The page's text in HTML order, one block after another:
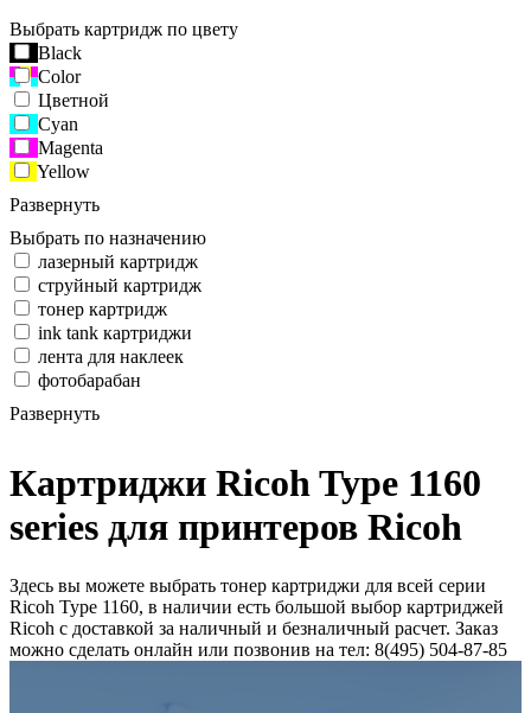
Выбрать картридж по цвету
Black
Color
Цветной
Cyan
Magenta
Yellow
Развернуть
Выбрать по назначению
лазерный картридж
струйный картридж
тонер картридж
ink tank картриджи
лента для наклеек
фотобарабан
Развернуть
Картриджи Ricoh Type 1160
series для принтеров Ricoh
Здесь вы можете выбрать тонер картриджи для всей серии
Ricoh Type 1160, в наличии есть большой выбор картриджей
Ricoh с доставкой за наличный и безналичный расчет. Заказ
можно сделать онлайн или позвонив на тел: 8(495) 504-87-85